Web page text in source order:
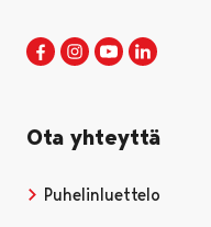
Porin kaupunki
Avautuu uudessa
Porin kaupunki
Avautuu
Porin
Avautuu
Ota yhteyttä
Puhelinluettelo